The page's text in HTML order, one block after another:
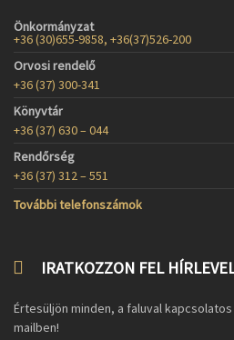
Önkormányzat
+36 (30)655-9858, +36(37)526-200
Orvosi rendelő
+36 (37) 300-341
Könyvtár
+36 (37) 630 – 044
Rendőrség
+36 (37) 312 – 551
További telefonszámok
IRATKOZZON FEL
Értesüljön minden, a faluval
mailben!